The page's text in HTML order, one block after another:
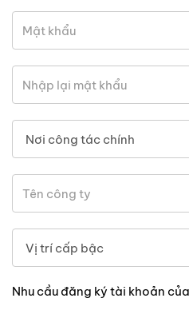
Nhu cầu đăng ký tài khoản